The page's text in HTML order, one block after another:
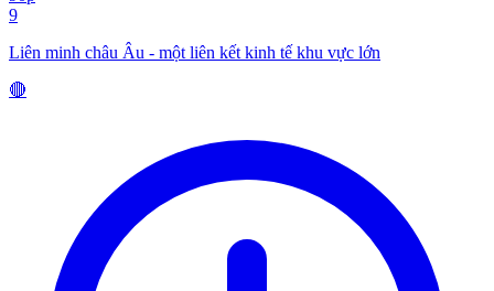
9
Liên minh châu Âu - một liên kết kinh tế khu vực lớn
🔴